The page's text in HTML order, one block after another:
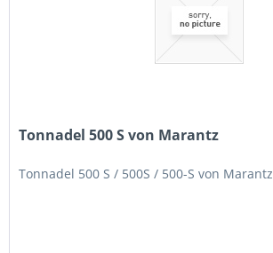
Tonnadel 500 S von Marantz
Tonnadel 500 S / 500S / 500-S von Marantz